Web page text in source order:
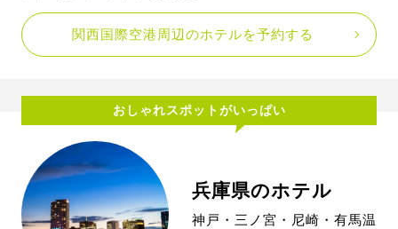
関西国際空港周辺のホテルを予約する
おしゃれスポットがいっぱい
兵庫県のホテル
神戸・三ノ宮・尼崎・有馬温